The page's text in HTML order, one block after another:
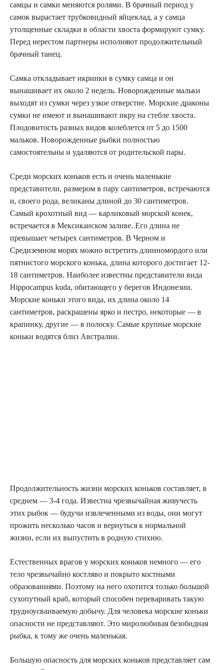
самцы и самки меняются ролями. В брачный период у
самок вырастает трубковидный яйцеклад, а у самца
утолщенные складки в области хвоста формируют сумку.
Перед нерестом партнеры исполняют продолжительный
брачный танец.
Самка откладывает икринки в сумку самца и он
вынашивает их около 2 недель. Новорожденные мальки
выходят из сумки через узкое отверстие. Морские драконы
сумки не имеют и вынашивают икру на стебле хвоста.
Плодовитость разных видов колеблется от 5 до 1500
мальков. Новорожденные рыбки полностью
самостоятельны и удаляются от родительской пары.
Среди морских коньков есть и очень маленькие
представители, размером в пару сантиметров, встречаются
и, своего рода, великаны длиной до 30 сантиметров.
Самый крохотный вид — карликовый морской конек,
встречается в Мексиканском заливе. Его длина не
превышает четырех сантиметров. В Черном и
Средиземном морях можно встретить длинномордого или
пятнистого морского конька, длина которого достигает 12-
18 сантиметров. Наиболее известны представители вида
Hippocampus kuda, обитающего у берегов Индонезии.
Морские коньки этого вида, их длина около 14
сантиметров, раскрашены ярко и пестро, некоторые — в
крапинку, другие — в полоску. Самые крупные морские
коньки водятся близ Австралии.
Продолжительность жизни морских коньков составляет, в
среднем — 3-4 года. Известна чрезвычайная живучесть
этих рыбок — будучи извлеченными из воды, они могут
прожить несколько часов и вернуться к нормальной
жизни, если их выпустить в родную стихию.
Естественных врагов у морских коньков немного — его
тело чрезвычайно костляво и покрыто костными
образованиями. Поэтому на него охотится только большой
сухопутный краб, который способен переваривать такую
трудноусваиваемую добычу. Для человека морские коньки
опасности не представляют. Это миролюбивая безобидная
рыбка, к тому же очень маленькая.
Большую опасность для морских коньков представляет сам